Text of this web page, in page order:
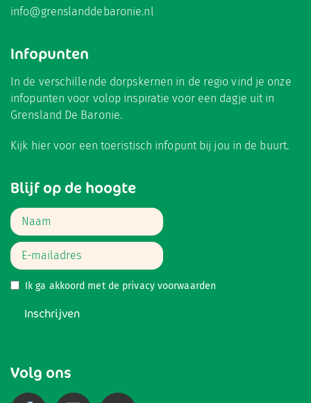
info@grenslanddebaronie.nl
Infopunten
In de verschillende dorpskernen in de regio vind je onze
infopunten voor volop inspiratie voor een dagje uit in
Grensland De Baronie.
Kijk hiervoor een toeristisch infopunt bij jou in de buurt.
Blijf op de hoogte
Ik ga akkoord met de privacy voorwaarden
Inschrijven
Volg ons